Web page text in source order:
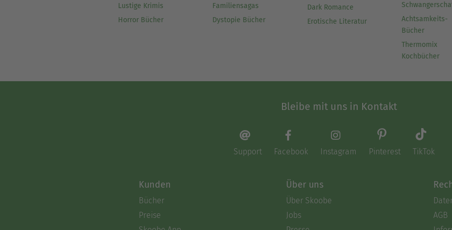
Lustige Krimis
Horror Bücher
Familiensagas
Dystopie Bücher
Dark Romance
Erotische Literatur
Achtsamkeits-
Bücher
Thermomix
Kochbücher
Bleibe mit uns in Kontakt
Support Facebook Instagram Pinterest TikTok
Kunden
Bücher
Preise
Über uns
Über Skoobe
Jobs
AGB